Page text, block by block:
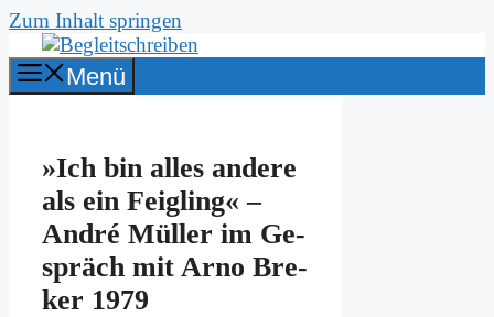
Zum Inhalt springen
Menü
»Ich bin al­les an­de­re
als ein Feig­ling« –
An­dré Mül­ler im Ge­
spräch mit Ar­no Bre­
ker 1979